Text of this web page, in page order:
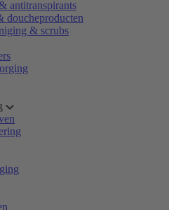
antitranspirants
doucheproducten
& scrubs